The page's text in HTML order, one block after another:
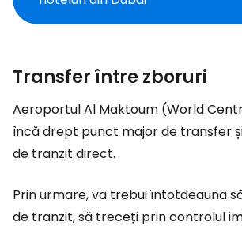
Transfer între zboruri
Aeroportul Al Maktoum (World
încă drept punct major de transfer
de tranzit direct.
Prin urmare, va trebui întotdeauna
de tranzit, să treceți prin controlul